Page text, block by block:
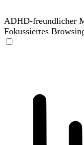
ADHD-freundlicher
Fokussiertes